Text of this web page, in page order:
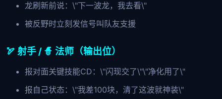
龙刷新前说：\"下一波龙，我去看\"
被反野时立刻发信号叫队友支援
🏹 射手 / 🧙 法师（输出位）
报对面关键技能CD：\"闪现交了\"\"净化用了\"
报自己状态：\"我差100块，清了这波就神装\"